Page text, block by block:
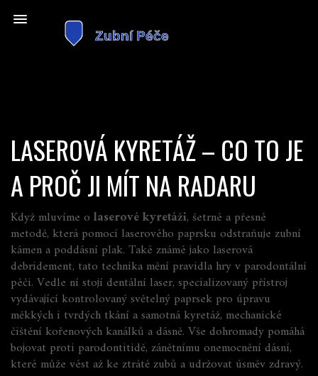
LASEROVÁ KYRETÁŽ – CO TO JE
A PROČ JI MÍT NA RADARU
Když mluvíme o laserové kyretáži, šetrné a přesné
metodě, která pomocí laserového paprsku odstraňuje zubní
kámen a poddásní plak. Také známé jako laserová
debridement, tato technika mění pravidla hry v parodontální
péči. Vedle ní stojí dentální laser, specializovaný přístroj
vydávající kontrolovaný světelný paprsek pro úpravu
měkkých i tvrdých tkání a samotná kyretáž, mechanické
čištění kořenových kanálků a dásně. Vše dohromady pomáhá
bojovat proti parodontitidě, zánětnímu onemocnění dásní,
které může vést až ke ztrátě zubů a udržovat úsměv zdravý.